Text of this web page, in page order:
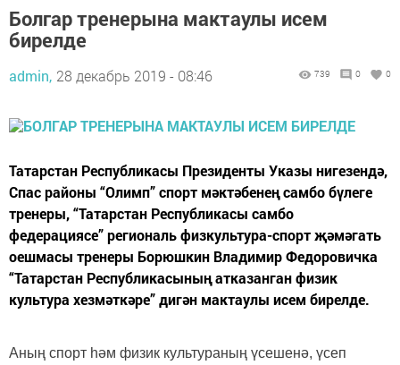
Болгар тренерына мактаулы исем
бирелде
admin, 28 декабрь 2019 - 08:46 739 0 0
Татарстан Республикасы Президенты Указы нигезендә,
Спас районы “Олимп” спорт мәктәбенең самбо бүлеге
тренеры, “Татарстан Республикасы самбо
федерациясе” региональ физкультура-спорт җәмәгать
оешмасы тренеры Борюшкин Владимир Федоровичка
“Татарстан Республикасының атказанган физик
культура хезмәткәре” дигән мактаулы исем бирелде.
Аның спорт һәм физик культураның үсешенә, үсеп